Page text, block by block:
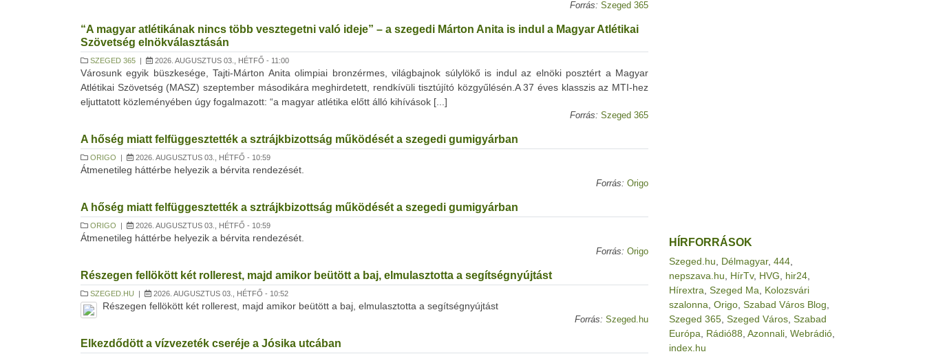
Forrás: Szeged 365
“A magyar atlétikának nincs több vesztegetni való ideje” – a szegedi Márton Anita is indul a Magyar Atlétikai
Szövetség elnökválasztásán
SZEGED 365 | 2026. AUGUSZTUS 03., HÉTFŐ - 11:00
Városunk egyik büszkesége, Tajti-Márton Anita olimpiai bronzérmes, világbajnok súlylökő is indul az elnöki posztért a Magyar
Atlétikai Szövetség (MASZ) szeptember másodikára meghirdetett, rendkívüli tisztújító közgyűlésén.A 37 éves klasszis az MTI-hez
eljuttatott közleményében úgy fogalmazott: “a magyar atlétika előtt álló kihívások [...]
Forrás: Szeged 365
A hőség miatt felfüggesztették a sztrájkbizottság működését a szegedi gumigyárban
ORIGO | 2026. AUGUSZTUS 03., HÉTFŐ - 10:59
Átmenetileg háttérbe helyezik a bérvita rendezését.
Forrás: Origo
A hőség miatt felfüggesztették a sztrájkbizottság működését a szegedi gumigyárban
ORIGO | 2026. AUGUSZTUS 03., HÉTFŐ - 10:59
Átmenetileg háttérbe helyezik a bérvita rendezését.
Forrás: Origo
Részegen fellökött két rollerest, majd amikor beütött a baj, elmulasztotta a segítségnyújtást
SZEGED.HU | 2026. AUGUSZTUS 03., HÉTFŐ - 10:52
Részegen fellökött két rollerest, majd amikor beütött a baj, elmulasztotta a segítségnyújtást
Forrás: Szeged.hu
Elkezdődött a vízvezeték cseréje a Jósika utcában
HÍRFORRÁSOK
Szeged.hu Délmagyar, 444
nepszava.hu
HírTv, HVG hir24
Hírextra Szeged Ma
Kolozsvári
szalonna Origo Szabad Város Blog
Szeged 365 Szeged Város Szabad
Európa
Rádió88 Azonnali Webrádió
index.hu